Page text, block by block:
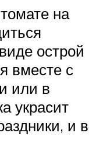
на
острой
вместе с
или в
украсит
и в